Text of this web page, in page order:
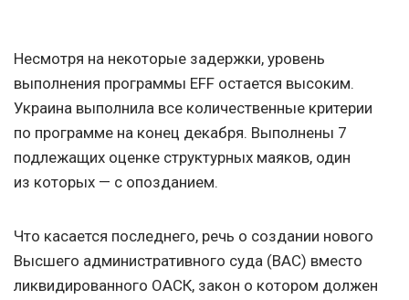
Несмотря на некоторые задержки, уровень
выполнения программы EFF остается высоким.
Украина выполнила все количественные критерии
по программе на конец декабря. Выполнены 7
подлежащих оценке структурных маяков, один
из которых — с опозданием.
Что касается последнего, речь о создании нового
Высшего административного суда (ВАС) вместо
ликвидированного ОАСК, закон о котором должен